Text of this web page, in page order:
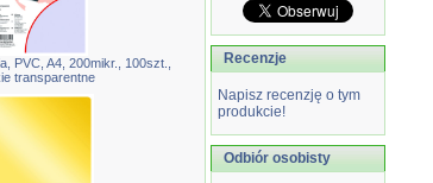
PVC, A4, 200mikr., 100szt.,
transparentne
Recenzje
Napisz recenzję o tym
produkcie!
Odbiór osobisty